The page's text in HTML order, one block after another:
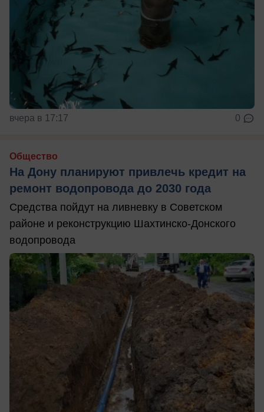
вчера в 17:17 0
Общество
На Дону планируют привлечь кредит на
ремонт водопровода до 2030 года
Средства пойдут на ливневку в Советском
районе и реконструкцию Шахтинско-Донского
водопровода